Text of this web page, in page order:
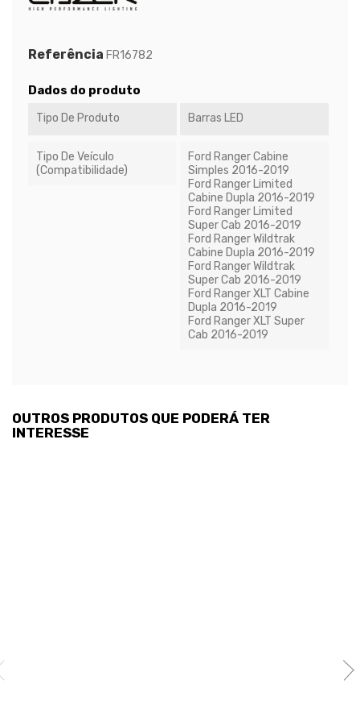
Referência FR16782
Dados do produto
Tipo De Produto Barras LED
Tipo De Veículo
(Compatibilidade)
Ford Ranger Cabine
Simples 2016-2019
Ford Ranger Limited
Cabine Dupla 2016-2019
Ford Ranger Limited
Super Cab 2016-2019
Ford Ranger Wildtrak
Cabine Dupla 2016-2019
Ford Ranger Wildtrak
Super Cab 2016-2019
Ford Ranger XLT Cabine
Dupla 2016-2019
Ford Ranger XLT Super
Cab 2016-2019
OUTROS PRODUTOS QUE PODERÁ TER
INTERESSE